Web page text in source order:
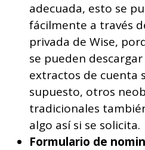
adecuada, esto se
fácilmente a través
privada de Wise,
se pueden
extractos de cuenta
supuesto, otros
tradicionales
algo así si se solicita.
Formulario de